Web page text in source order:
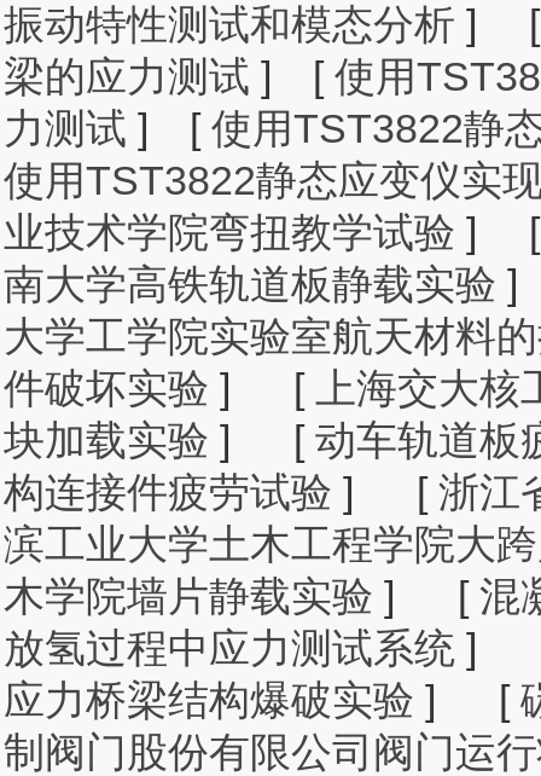
振动特性测试和模态分析 ]
梁的应力测试 ] [ 使用
力测试 ] [ 使用TST3822静
使用TST3822静态应变仪实
业技术学院弯扭教学试验 ]
南大学高铁轨道板静载实验 ]
大学工学院实验室航天材料
件破坏实验 ] [
上海交大
块加载实验 ] [ 动车轨道板
构连接件疲劳试验 ] [ 浙江
滨工业大学土木工程学院大
木学院墙片静载实验 ] [ 混
放氢过程中应力测试系统 ]
应力桥梁结构爆破实验 ] [
制阀门股份有限公司阀门运